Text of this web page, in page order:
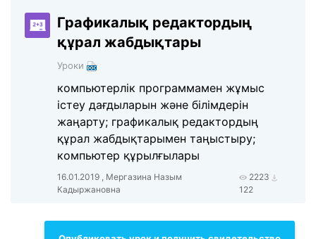
Графикалық редактордың
құрал жабдықтары
Уроки
компьютерлік программамен жұмыс
істеу дағдыларын және білімдерін
жаңарту; графикалық редактордың
құрал жабдықтарымен таңыстыру;
компьютер құрылғылары
16.01.2019 , Мергазина Назым
Кадыржановна
2223
122